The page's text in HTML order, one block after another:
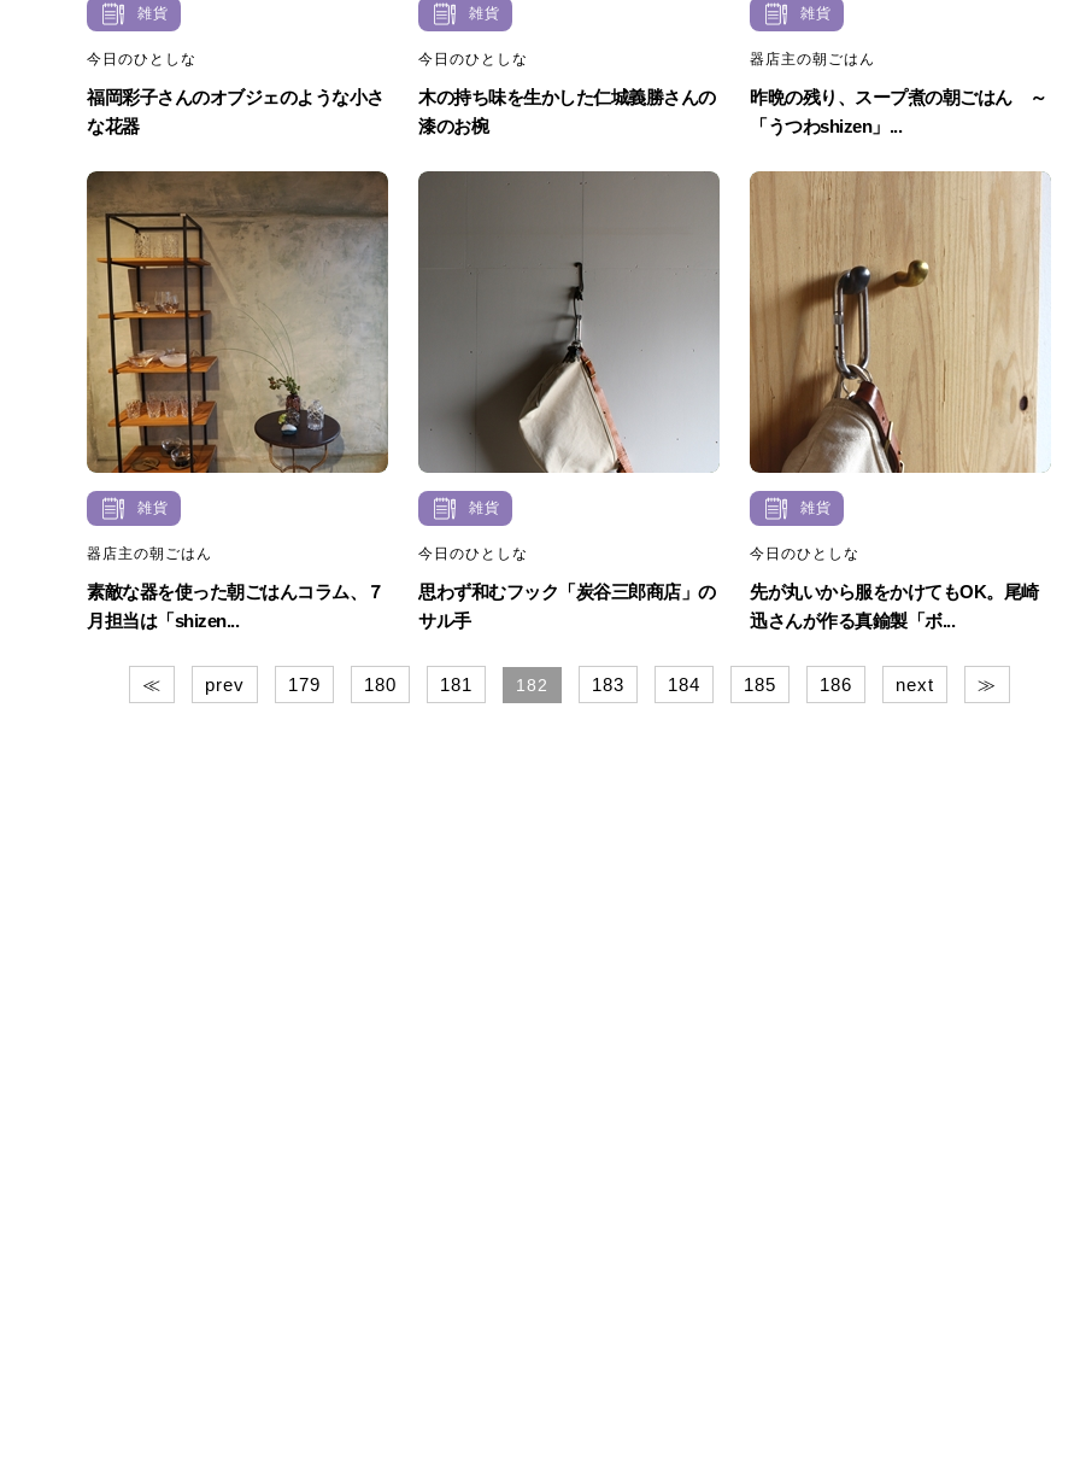
雑貨
今日のひとしな
福岡彩子さんのオブジェのような小さ
な花器
雑貨
今日のひとしな
木の持ち味を生かした仁城義勝さんの
漆のお椀
雑貨
器店主の朝ごはん
昨晩の残り、スープ煮の朝ごはん ～
「うつわshizen」...
雑貨
器店主の朝ごはん
素敵な器を使った朝ごはんコラム、７
月担当は「shizen...
雑貨
今日のひとしな
思わず和むフック「炭谷三郎商店」の
サル手
雑貨
今日のひとしな
先が丸いから服をかけてもOK。尾崎
迅さんが作る真鍮製「ボ...
≪ prev 179 180 181 182 183 184 185 186 next ≫